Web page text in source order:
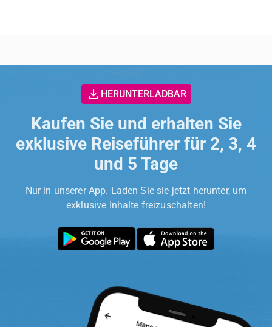
HERUNTERLADBAR
Kaufen Sie und erhalten Sie
exklusive Reiseführer für 2, 3, 4
und 5 Tage
Nur in unserer App. Laden Sie sie jetzt herunter, um
exklusive Inhalte freizuschalten!